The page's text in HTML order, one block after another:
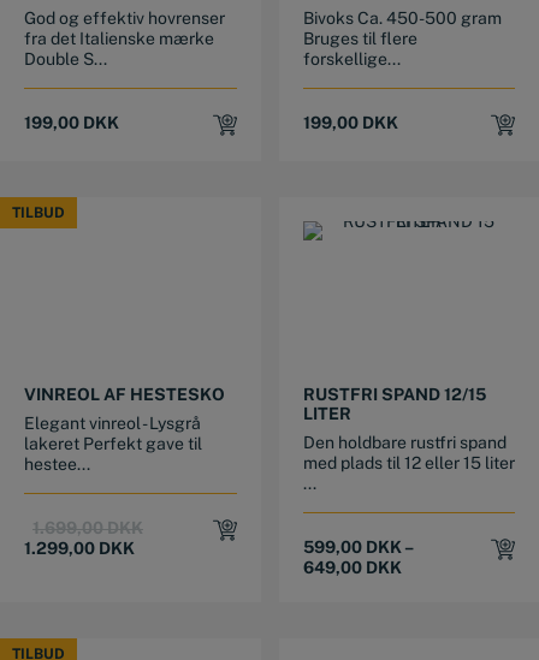
God og effektiv hovrenser
fra det Italienske mærke
Double S...
199,00 DKK
Bivoks Ca. 450-500 gram
Bruges til flere
forskellige...
199,00 DKK
TILBUD
TILBUD
VINREOL AF HESTESKO
Elegant vinreol - Lysgrå
lakeret Perfekt gave til
hestee...
1.699,00DKKOriginal
1.299,00 DKK
Current
RUSTFRI SPAND 12/15
LITER
Den holdbare rustfri spand
med plads til 12 eller 15 liter
...
599,00 DKK–
649,00 DKK
TILBUD